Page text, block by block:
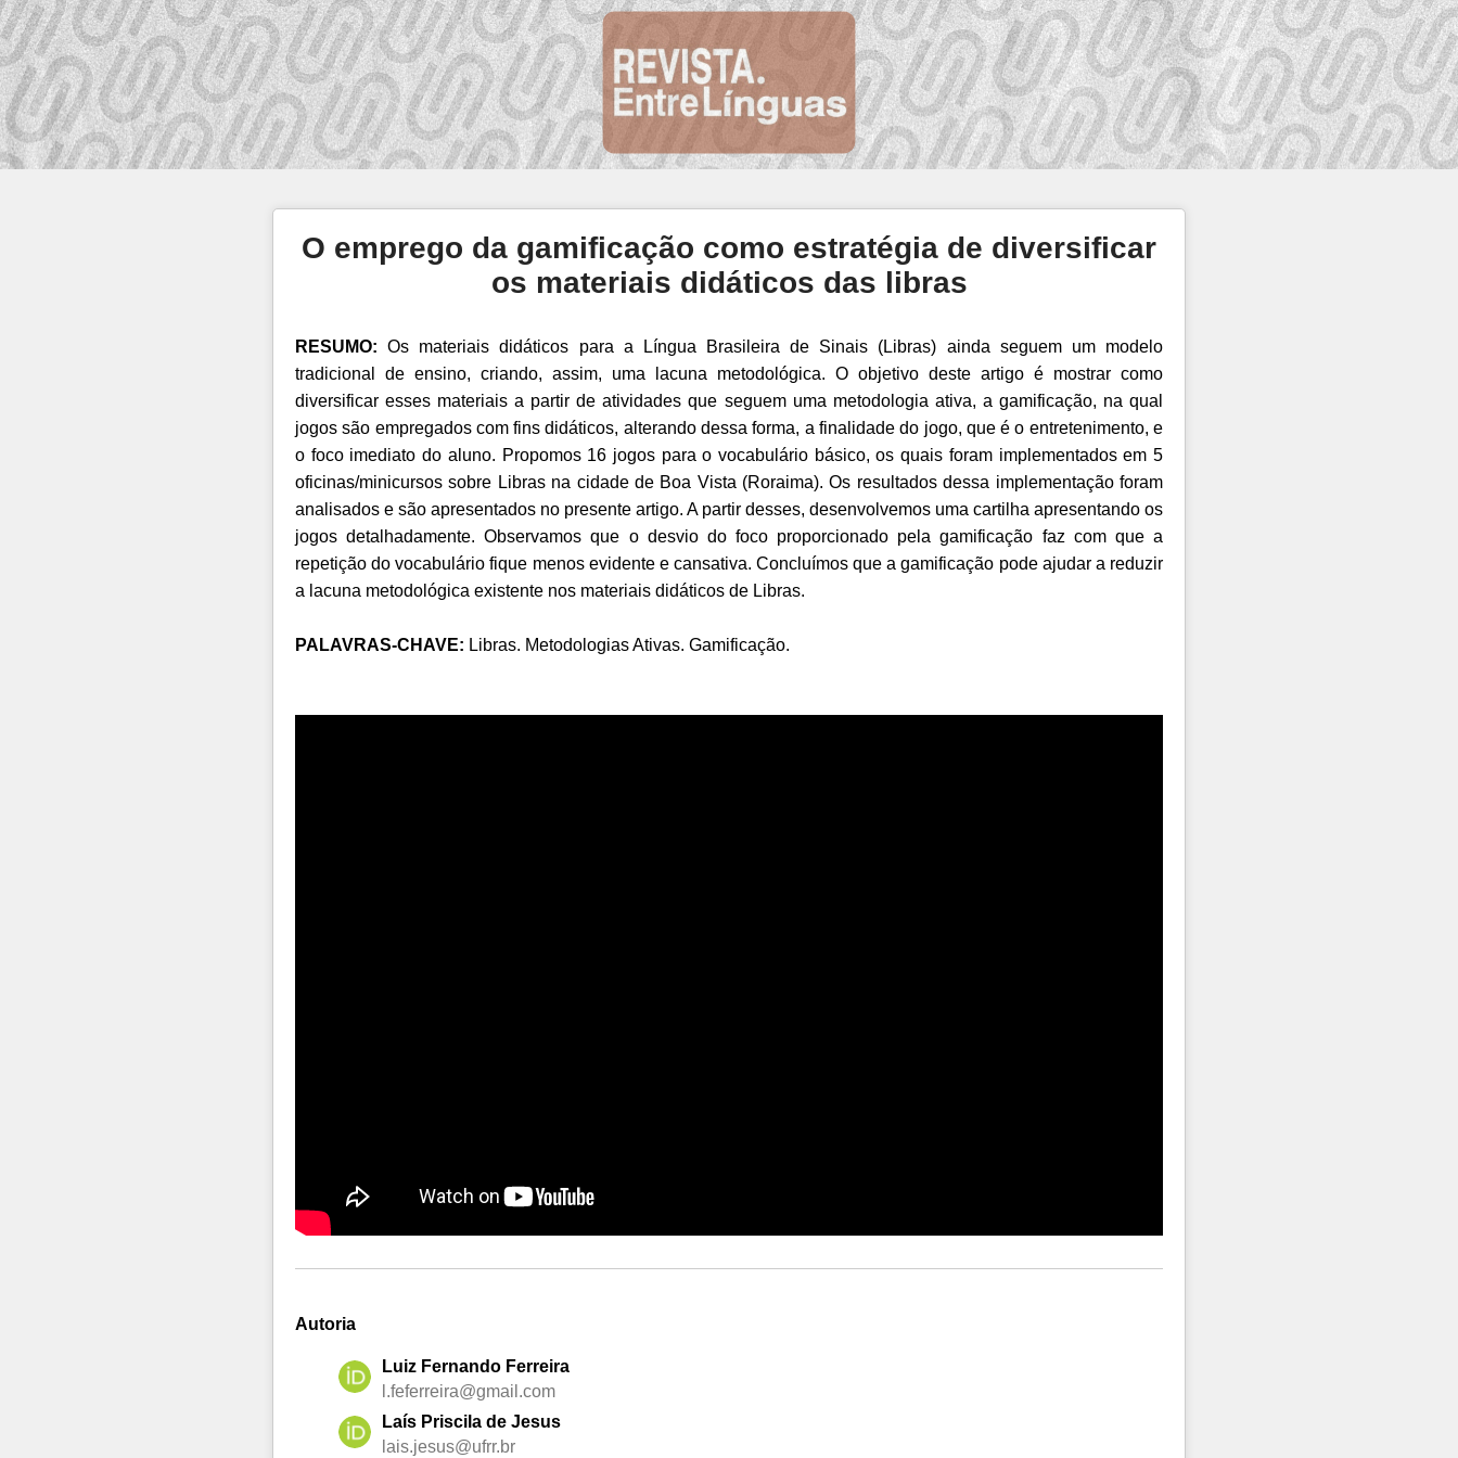
O emprego da gamificação como estratégia de diversificar
os materiais didáticos das libras
RESUMO: Os materiais didáticos para a Língua Brasileira de Sinais (Libras) ainda seguem um modelo
tradicional de ensino, criando, assim, uma lacuna metodológica. O objetivo deste artigo é mostrar como
diversificar esses materiais a partir de atividades que seguem uma metodologia ativa, a gamificação, na qual
jogos são empregados com fins didáticos, alterando dessa forma, a finalidade do jogo, que é o entretenimento, e
o foco imediato do aluno. Propomos 16 jogos para o vocabulário básico, os quais foram implementados em 5
oficinas/minicursos sobre Libras na cidade de Boa Vista (Roraima). Os resultados dessa implementação foram
analisados e são apresentados no presente artigo. A partir desses, desenvolvemos uma cartilha apresentando os
jogos detalhadamente. Observamos que o desvio do foco proporcionado pela gamificação faz com que a
repetição do vocabulário fique menos evidente e cansativa. Concluímos que a gamificação pode ajudar a reduzir
a lacuna metodológica existente nos materiais didáticos de Libras.
PALAVRAS-CHAVE: Libras. Metodologias Ativas. Gamificação.
Autoria
Luiz Fernando Ferreira
l.feferreira@gmail.com
Laís Priscila de Jesus
lais.jesus@ufrr.br